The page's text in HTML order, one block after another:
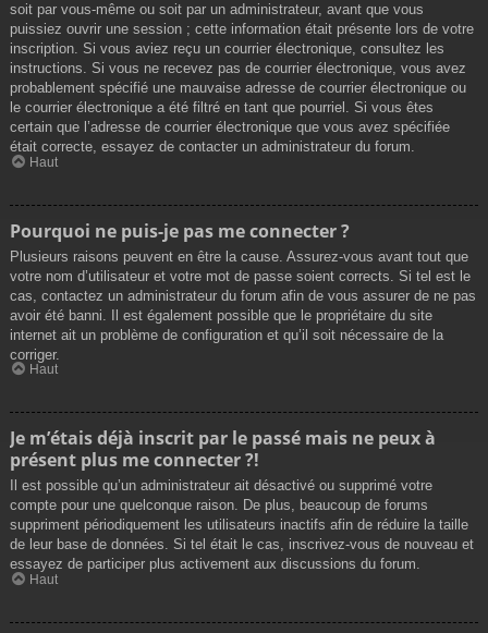
soit par vous-même ou soit par un administrateur, avant que vous
puissiez ouvrir une session ; cette information était présente lors de votre
inscription. Si vous aviez reçu un courrier électronique, consultez les
instructions. Si vous ne recevez pas de courrier électronique, vous avez
probablement spécifié une mauvaise adresse de courrier électronique ou
le courrier électronique a été filtré en tant que pourriel. Si vous êtes
certain que l’adresse de courrier électronique que vous avez spécifiée
était correcte, essayez de contacter un administrateur du forum.
Haut
Pourquoi ne puis-je pas me connecter ?
Plusieurs raisons peuvent en être la cause. Assurez-vous avant tout que
votre nom d’utilisateur et votre mot de passe soient corrects. Si tel est le
cas, contactez un administrateur du forum afin de vous assurer de ne pas
avoir été banni. Il est également possible que le propriétaire du site
internet ait un problème de configuration et qu’il soit nécessaire de la
corriger.
Haut
Je m’étais déjà inscrit par le passé mais ne peux à
présent plus me connecter ?!
Il est possible qu’un administrateur ait désactivé ou supprimé votre
compte pour une quelconque raison. De plus, beaucoup de forums
suppriment périodiquement les utilisateurs inactifs afin de réduire la taille
de leur base de données. Si tel était le cas, inscrivez-vous de nouveau et
essayez de participer plus activement aux discussions du forum.
Haut